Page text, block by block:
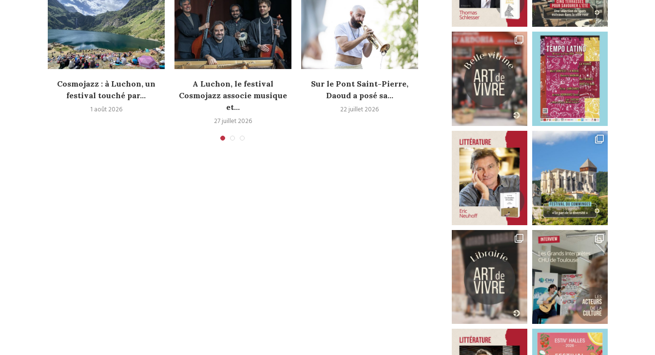
Cosmojazz : à Luchon, un
festival touché par...
1 août 2026
A Luchon, le festival
Cosmojazz associe musique
et...
27 juillet 2026
Sur le Pont Saint-Pierre,
Daoud a posé sa...
22 juillet 2026
Marciac : du jazz et toutes les
musiques...
4 juin 2026
Jazz à Foix : musiques
1 juin 2026